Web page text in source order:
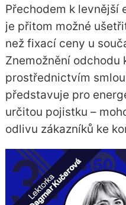
Přechodem k levnější
je přitom možné
než fixací ceny u
Znemožnění odchodu
prostřednictvím
představuje pro
určitou pojistku –
odlivu zákazníků ke